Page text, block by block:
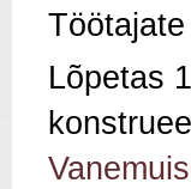
Lõpetas